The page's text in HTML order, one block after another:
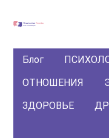
Блог
ОТНОШЕНИЯ
ЗДОРОВЬЕ